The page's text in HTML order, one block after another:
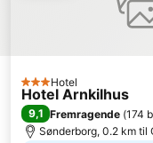
3 Stjerner
Hotel
Hotel Arnkilhus
9,1 Fremragende (174
Sønderborg, 0.2 km til